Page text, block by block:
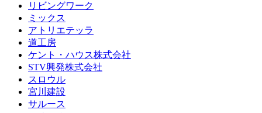
リビングワーク
ミックス
アトリエテッラ
道工房
ケント・ハウス株式会社
STV興発株式会社
スロウル
宮川建設
サルース